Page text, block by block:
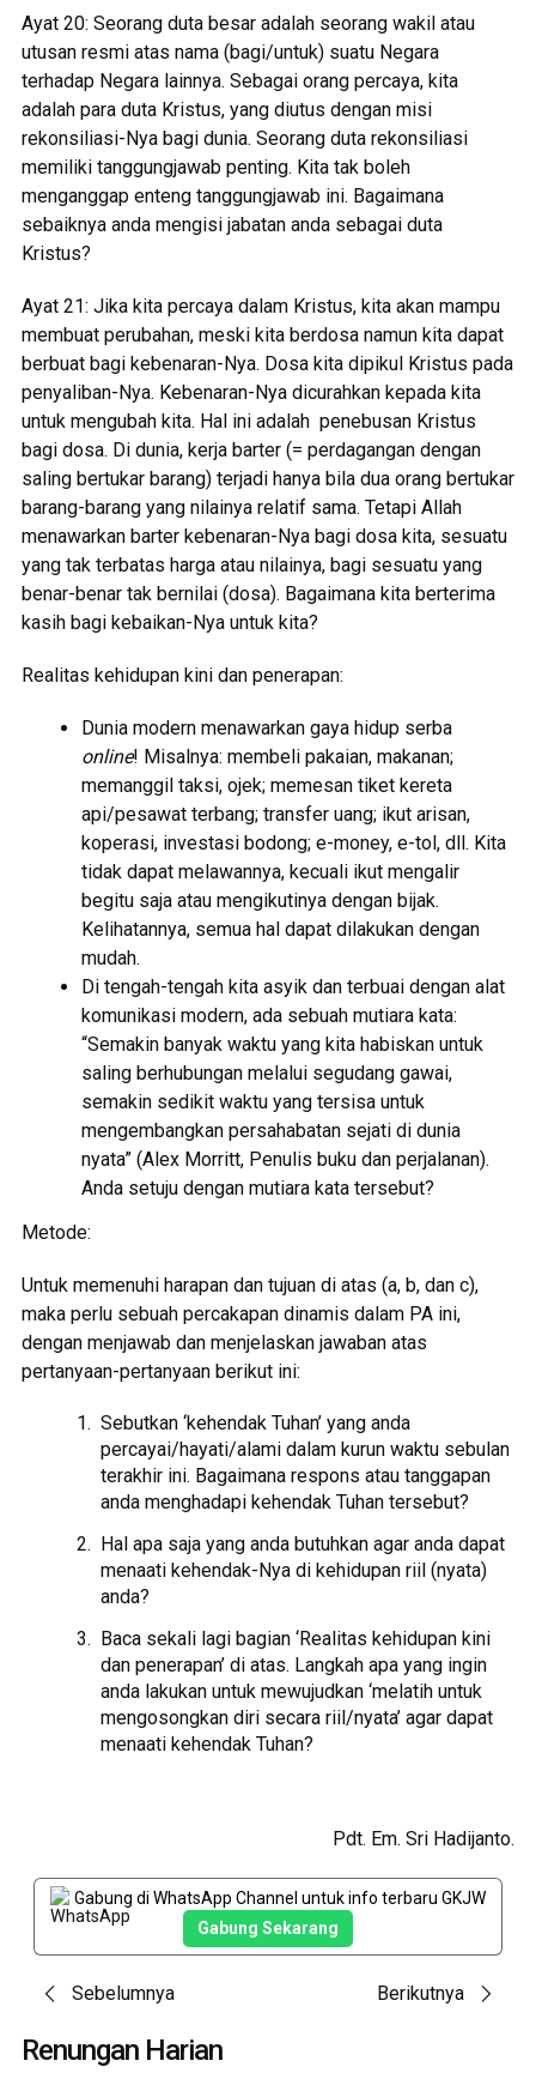
Ayat 20: Seorang duta besar adalah seorang wakil atau
utusan resmi atas nama (bagi/untuk) suatu Negara
terhadap Negara lainnya. Sebagai orang percaya, kita
adalah para duta Kristus, yang diutus dengan misi
rekonsiliasi-Nya bagi dunia. Seorang duta rekonsiliasi
memiliki tanggungjawab penting. Kita tak boleh
menganggap enteng tanggungjawab ini. Bagaimana
sebaiknya anda mengisi jabatan anda sebagai duta
Kristus?
Ayat 21: Jika kita percaya dalam Kristus, kita akan mampu
membuat perubahan, meski kita berdosa namun kita dapat
berbuat bagi kebenaran-Nya. Dosa kita dipikul Kristus pada
penyaliban-Nya. Kebenaran-Nya dicurahkan kepada kita
untuk mengubah kita. Hal ini adalah penebusan Kristus
bagi dosa. Di dunia, kerja barter (= perdagangan dengan
saling bertukar barang) terjadi hanya bila dua orang bertukar
barang-barang yang nilainya relatif sama. Tetapi Allah
menawarkan barter kebenaran-Nya bagi dosa kita, sesuatu
yang tak terbatas harga atau nilainya, bagi sesuatu yang
benar-benar tak bernilai (dosa). Bagaimana kita berterima
kasih bagi kebaikan-Nya untuk kita?
Realitas kehidupan kini dan penerapan:
Dunia modern menawarkan gaya hidup serba
online! Misalnya: membeli pakaian, makanan;
memanggil taksi, ojek; memesan tiket kereta
api/pesawat terbang; transfer uang; ikut arisan,
koperasi, investasi bodong; e-money, e-tol, dll. Kita
tidak dapat melawannya, kecuali ikut mengalir
begitu saja atau mengikutinya dengan bijak.
Kelihatannya, semua hal dapat dilakukan dengan
mudah.
Di tengah-tengah kita asyik dan terbuai dengan alat
komunikasi modern, ada sebuah mutiara kata:
“Semakin banyak waktu yang kita habiskan untuk
saling berhubungan melalui segudang gawai,
semakin sedikit waktu yang tersisa untuk
mengembangkan persahabatan sejati di dunia
nyata” (Alex Morritt, Penulis buku dan perjalanan).
Anda setuju dengan mutiara kata tersebut?
Metode:
Untuk memenuhi harapan dan tujuan di atas (a, b, dan c),
maka perlu sebuah percakapan dinamis dalam PA ini,
dengan menjawab dan menjelaskan jawaban atas
pertanyaan-pertanyaan berikut ini:
Sebutkan ‘kehendak Tuhan’ yang anda
percayai/hayati/alami dalam kurun waktu sebulan
terakhir ini. Bagaimana respons atau tanggapan
anda menghadapi kehendak Tuhan tersebut?
Hal apa saja yang anda butuhkan agar anda dapat
menaati kehendak-Nya di kehidupan riil (nyata)
anda?
Baca sekali lagi bagian ‘Realitas kehidupan kini
dan penerapan’ di atas. Langkah apa yang ingin
anda lakukan untuk mewujudkan ‘melatih untuk
mengosongkan diri secara riil/nyata’ agar dapat
menaati kehendak Tuhan?
Pdt. Em. Sri Hadijanto.
Gabung di WhatsApp Channel untuk info terbaru GKJW
Gabung Sekarang
Post
navigation
Sebelumnya Berikutnya
Renungan Harian